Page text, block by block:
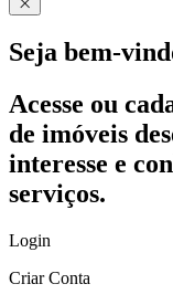
Seja bem-
Acesse ou
de imóveis
interesse e
serviços.
Login
Criar Conta